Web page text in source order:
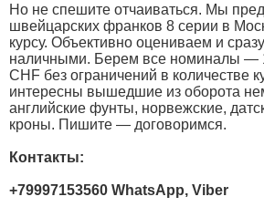
Но не спешите отчаиваться. Мы
швейцарских франков 8 серии в
курсу. Объективно оцениваем и
наличными. Берем все номиналы —
CHF без ограничений в количестве
интересны вышедшие из оборота
английские фунты, норвежские,
кроны. Пишите — договоримся.
Контакты:
+79997153560 WhatsApp, Viber